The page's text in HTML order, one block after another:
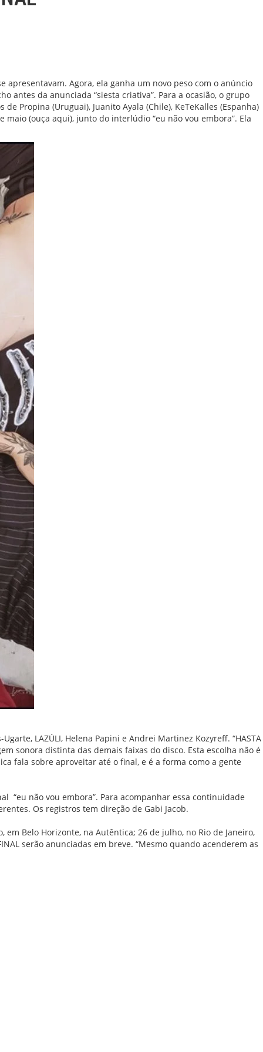
apresentavam. Agora, ela ganha um novo peso com o anúncio
antes da anunciada “siesta criativa”. Para a ocasião, o grupo
Propina (Uruguai), Juanito Ayala (Chile), KeTeKalles (Espanha)
maio (ouça aqui), junto do interlúdio “eu não vou embora”. Ela
LAZÚLI, Helena Papini e Andrei Martinez Kozyreff. “HASTA
sonora distinta das demais faixas do disco. Esta escolha não é
fala sobre aproveitar até o final, e é a forma como a gente
“eu não vou embora”. Para acompanhar essa continuidade
Os registros tem direção de Gabi Jacob.
Belo Horizonte, na Autêntica; 26 de julho, no Rio de Janeiro,
serão anunciadas em breve. “Mesmo quando acenderem as